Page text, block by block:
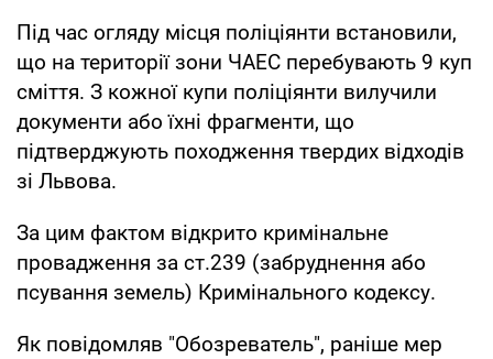
Під час огляду місця поліціянти встановили,
що на території зони ЧАЕС перебувають 9 куп
сміття. З кожної купи поліціянти вилучили
документи або їхні фрагменти, що
підтверджують походження твердих відходів
зі Львова.
За цим фактом відкрито кримінальне
провадження за ст.239 (забруднення або
псування земель) Кримінального кодексу.
Як повідомляв "Обозреватель", раніше мер